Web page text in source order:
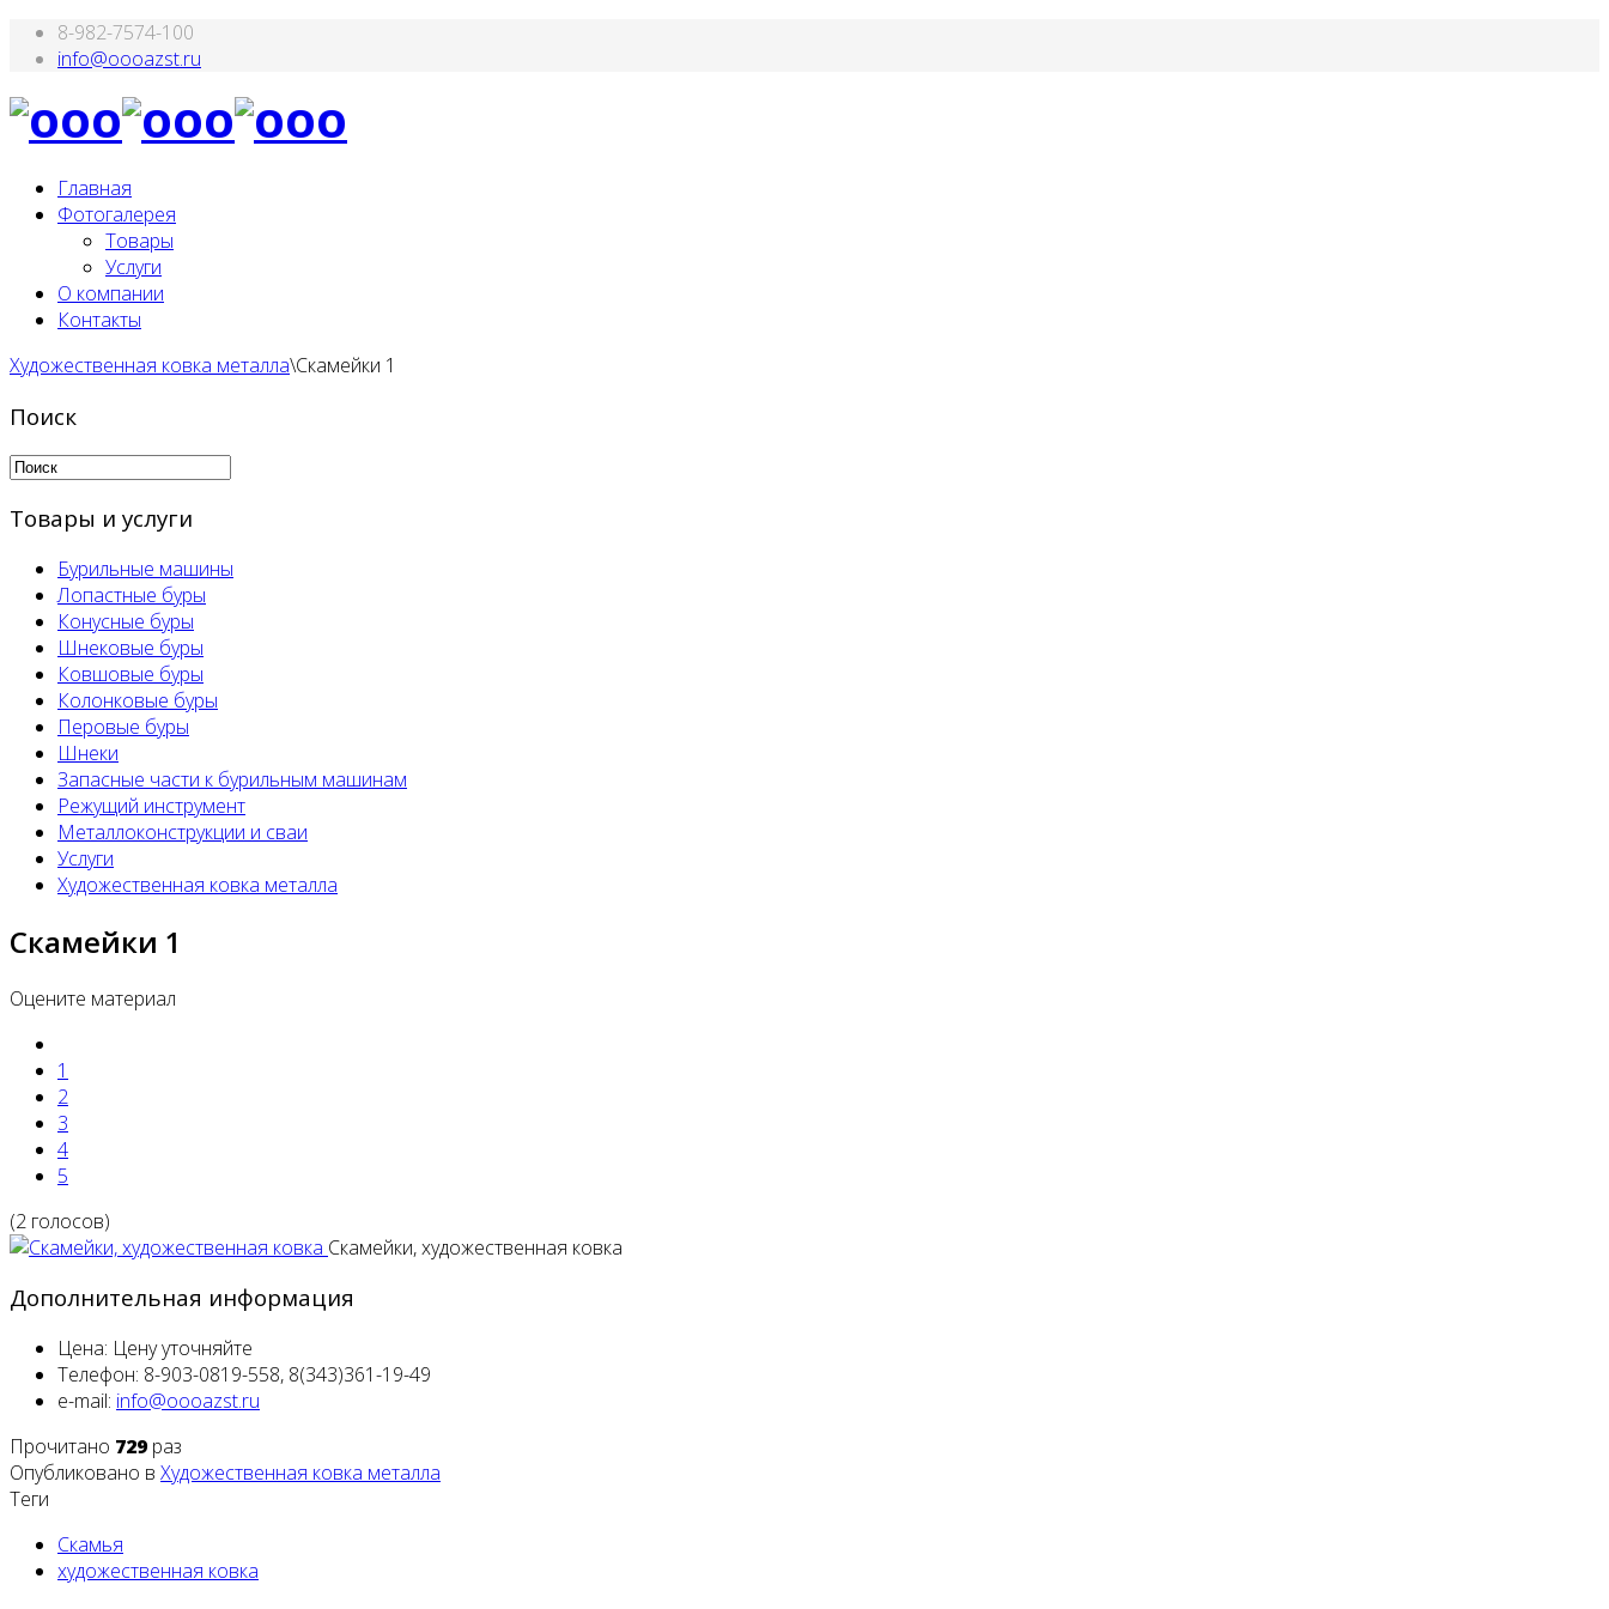
8-982-7574-100
Главная
Фотогалерея
Товары
Услуги
О компании
Контакты
Художественная ковка металла\Скамейки 1
Поиск
Товары и услуги
Бурильные машины
Лопастные буры
Конусные буры
Шнековые буры
Ковшовые буры
Колонковые буры
Перовые буры
Шнеки
Запасные части к бурильным машинам
Режущий инструмент
Металлоконструкции и сваи
Услуги
Художественная ковка металла
Скамейки 1
Оцените материал
1
2
3
4
5
(2 голосов)
Скамейки, художественная ковка
Дополнительная информация
Цена: Цену уточняйте
Телефон: 8-903-0819-558, 8(343)361-19-49
e-mail:
Прочитано 729 раз
Опубликовано в Художественная ковка металла
Теги
Скамья
художественная ковка